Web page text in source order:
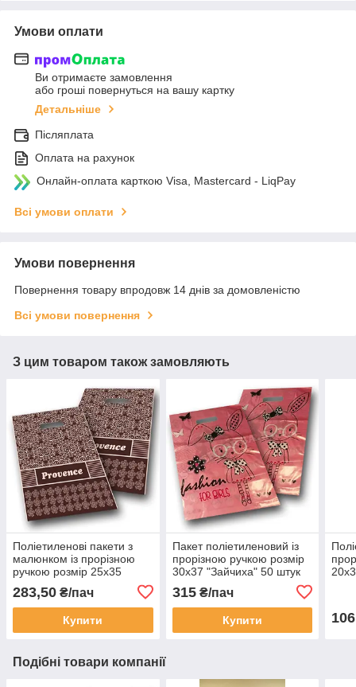
Умови оплати
Ви отримаєте замовлення
або гроші повернуться на вашу картку
Детальніше
Післяплата
Оплата на рахунок
Онлайн-оплата карткою Visa, Mastercard - LiqPay
Всі умови оплати
Умови повернення
Повернення товару впродовж 14 днів за домовленістю
Всі умови повернення
З цим товаром також замовляють
Поліетиленові пакети з
малюнком із прорізною
ручкою розмір 25х35
283,50 ₴/пач
Купити
Пакет поліетиленовий із
прорізною ручкою розмір
30х37 "Зайчиха" 50 штук
315₴/пач
Купити
Подібні товари компанії